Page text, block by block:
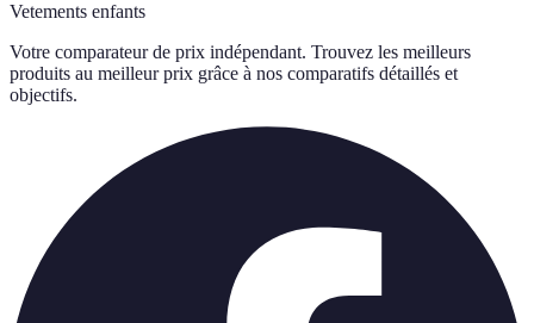
Vetements enfants
Votre comparateur de prix indépendant. Trouvez les meilleurs
produits au meilleur prix grâce à nos comparatifs détaillés et
objectifs.